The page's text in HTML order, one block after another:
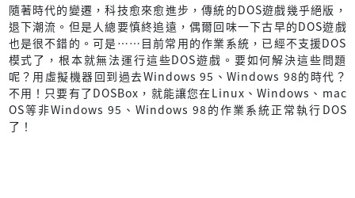
隨著時代的變遷，科技愈來愈進步，傳統的DOS遊戲幾乎絕版，
退下潮流。但是人總要慎終追遠，偶爾回味一下古早的DOS遊戲
也是很不錯的。可是……目前常用的作業系統，已經不支援DOS
模式了，根本就無法運行這些DOS遊戲。要如何解決這些問題
呢？用虛擬機器回到過去Windows 95、Windows 98的時代？
不用！只要有了DOSBox，就能讓您在Linux、Windows、mac
OS等非Windows 95、Windows 98的作業系統正常執行DOS
了！